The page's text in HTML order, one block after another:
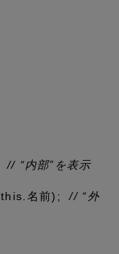
// “内部”を表示
this .名前);// “外